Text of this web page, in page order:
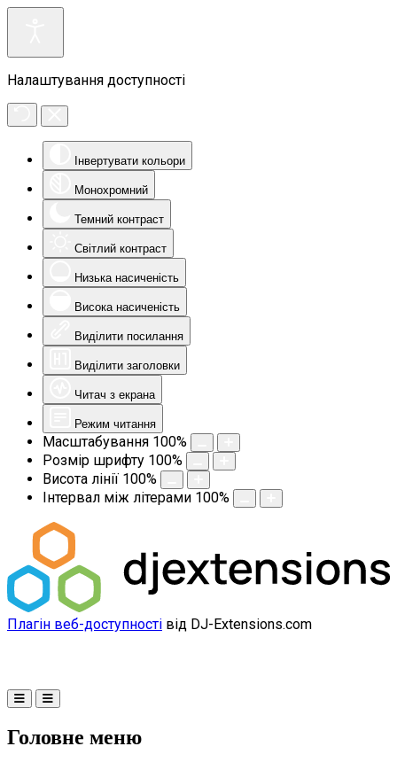
Налаштування доступності
Інвертувати кольори
Монохромний
Темний контраст
Світлий контраст
Низька насиченість
Висока насиченість
Виділити посилання
Виділити заголовки
Читач з екрана
Режим читання
Масштабування 100%
Розмір шрифту 100%
Висота лінії 100%
Інтервал між літерами 100%
Плагін веб-доступності від DJ-Extensions.com
Головне меню